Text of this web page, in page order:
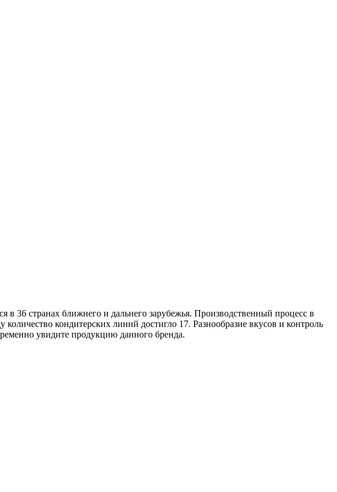
36 странах ближнего и дальнего зарубежья. Производственный процесс в
кондитерских линий достигло 17. Разнообразие вкусов и контроль
увидите продукцию данного бренда.